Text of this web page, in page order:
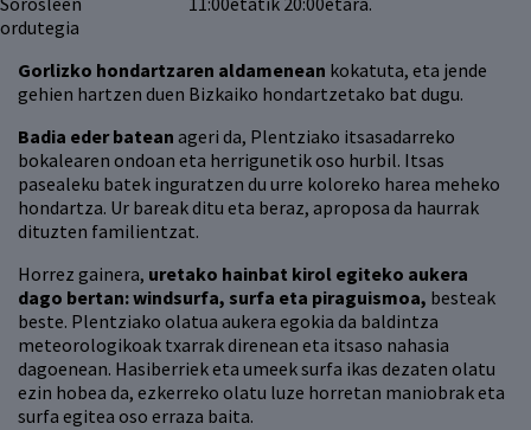
Gorlizko hondartzaren aldamenean kokatuta, eta jende
gehien hartzen duen Bizkaiko hondartzetako bat dugu.
Badia eder batean ageri da, Plentziako itsasadarreko
bokalearen ondoan eta herrigunetik oso hurbil. Itsas
pasealeku batek inguratzen du urre koloreko harea meheko
hondartza. Ur bareak ditu eta beraz, aproposa da haurrak
dituzten familientzat.
Horrez gainera, uretako hainbat kirol egiteko aukera
dago bertan: windsurfa, surfa eta piraguismoa, besteak
beste. Plentziako olatua aukera egokia da baldintza
meteorologikoak txarrak direnean eta itsaso nahasia
dagoenean. Hasiberriek eta umeek surfa ikas dezaten olatu
ezin hobea da, ezkerreko olatu luze horretan maniobrak eta
surfa egitea oso erraza baita.
ordutegia